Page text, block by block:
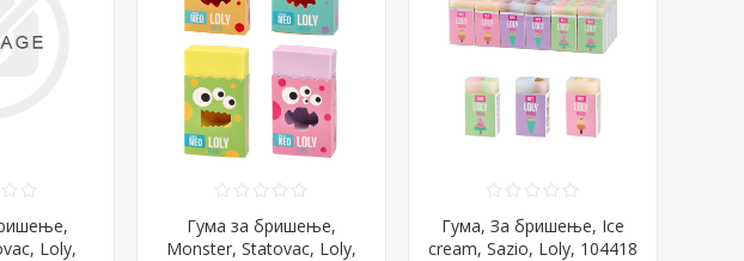
Loly,
Гума за бришење,
Monster, Statovac, Loly,
Гума, За бришење, Ice
cream, Sazio, Loly, 104418